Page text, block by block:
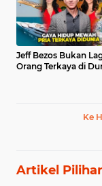
Jeff Bezos Bukan
Orang Terkaya di
Ke
Artikel